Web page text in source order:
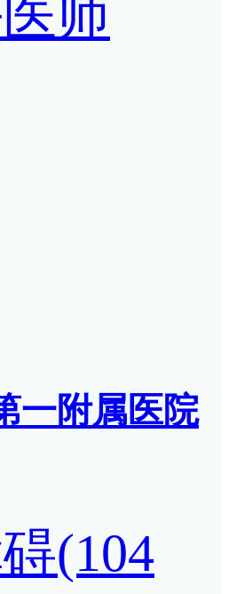
师
一附属医院
(104